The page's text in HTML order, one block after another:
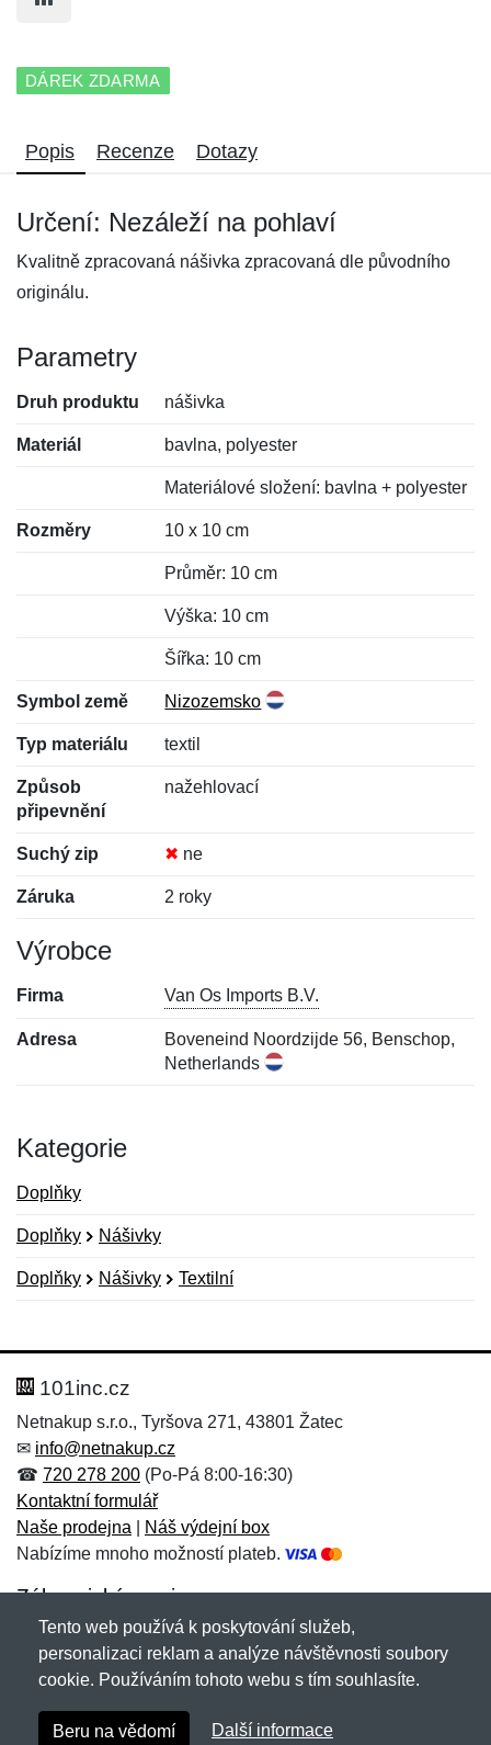
DÁREK ZDARMA
Popis Recenze Dotazy
Určení: Nezáleží na pohlaví
Kvalitně zpracovaná nášivka zpracovaná dle původního
originálu.
Parametry
Druh produktu nášivka
Materiál bavlna, polyester
Materiálové složení: bavlna + polyester
Rozměry 10 x 10 cm
Průměr: 10 cm
Výška: 10 cm
Šířka: 10 cm
Symbol země Nizozemsko
Typ materiálu textil
Způsob
připevnění
nažehlovací
Suchý zip ✖ ne
Záruka 2 roky
Výrobce
Firma Van Os Imports B.V.
Adresa
Boveneind Noordzijde 56, Benschop,
Netherlands
Kategorie
Doplňky
Doplňky Nášivky
Doplňky Nášivky Textilní
Hodnocení:
Jméno: *
Zpráva*
Jméno:
E-mail:*
101inc.cz
Netnakup s.r.o., Tyršova 271, 43801 Žatec
✉ info@netnakup.cz
☎ 720 278 200 (Po-Pá 8:00-16:30)
Kontaktní formulář
Naše prodejna
Náš výdejní box
Nabízíme mnoho možností plateb.
Zákaznický servis
Novinky emailem
Copyright © 2007-2026 (19 let s vámi)Netnakup.cz
Tento web používá k poskytování služeb,
personalizaci reklam a analýze návštěvnosti soubory
cookie. Používáním tohoto webu s tím souhlasíte.
Beru na vědomí Další informace